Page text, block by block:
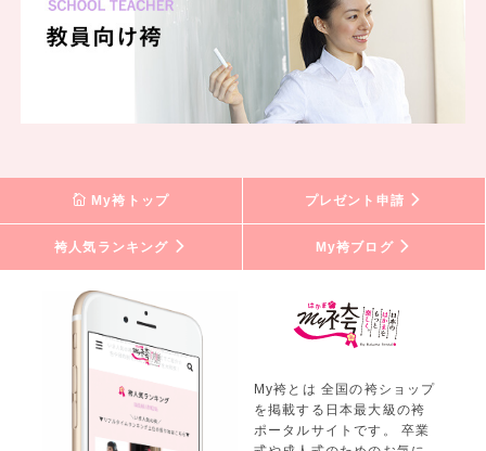
My袴トップ プレゼント申請
袴人気ランキング My袴ブログ
My袴とは 全国の袴ショップ
を掲載する日本最大級の袴
ポータルサイトです。 卒業